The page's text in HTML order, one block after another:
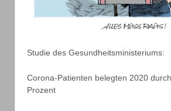
Studie des Gesundheitsministeriums:
Corona-Patienten belegten 2020
Prozent